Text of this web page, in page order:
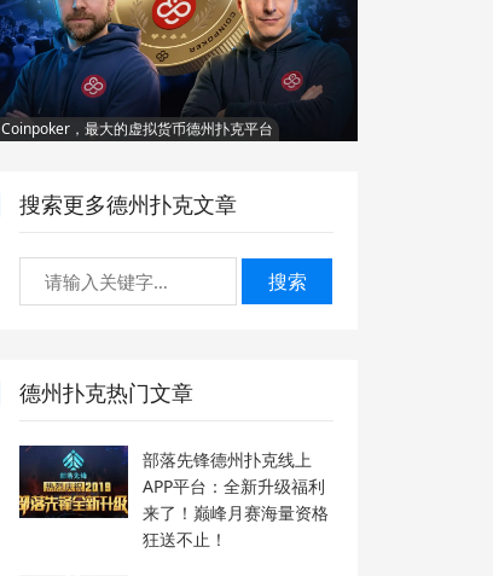
Coinpoker，最大的虚拟货币德州扑克平台
搜索更多德州扑克文章
搜索
德州扑克热门文章
部落先锋德州扑克线上
APP平台：全新升级福利
来了！巅峰月赛海量资格
狂送不止！